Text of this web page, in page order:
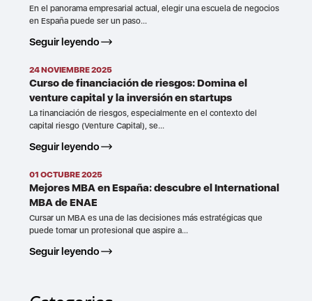
En el panorama empresarial actual, elegir una escuela de negocios
en España puede ser un paso...
Seguir leyendo
24 NOVIEMBRE 2025
Curso de financiación de riesgos: Domina el
venture capital y la inversión en startups
La financiación de riesgos, especialmente en el contexto del
capital riesgo (Venture Capital), se...
Seguir leyendo
01 OCTUBRE 2025
Mejores MBA en España: descubre el International
MBA de ENAE
Cursar un MBA es una de las decisiones más estratégicas que
puede tomar un profesional que aspire a...
Seguir leyendo